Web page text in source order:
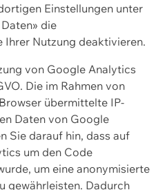
Einstellungen unter
die
Nutzung deaktivieren.
von Google Analytics
Die im Rahmen von
übermittelte IP-
Daten von Google
Sie darauf hin, dass auf
um den Code
um eine anonymisierte
gewährleisten. Dadurch